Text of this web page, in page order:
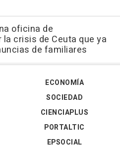
oficina de
crisis de Ceuta que ya
de familiares
ECONOMÍA
SOCIEDAD
CIENCIAPLUS
PORTALTIC
EPSOCIAL